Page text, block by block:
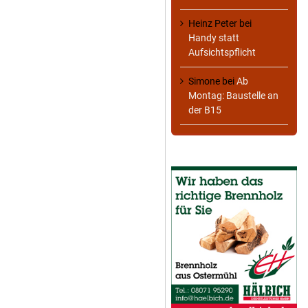
Heinz Peter bei
Handy statt
Aufsichtspflicht
Simone beiAb
Montag: Baustelle an
der B15